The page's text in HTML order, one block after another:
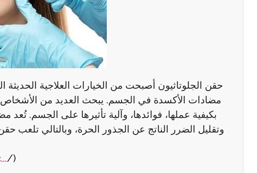
حقن الجلوتاثيون أصبحت من الخيارات العلاجية الحديثة
مضادات الأكسدة في الجسم. يبحث العديد من
بكيفية عملها، فوائدها، وآلية تأثيرها على الجسم.
وتقليل الضرر الناتج عن الجذور الحرة، وبالتالي تلعب
/)